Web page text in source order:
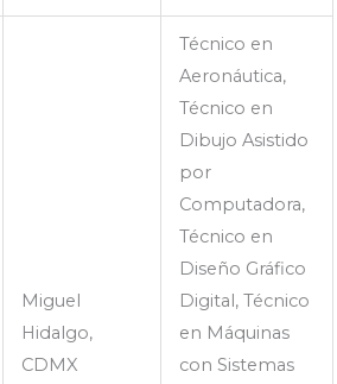
Miguel
Hidalgo,
CDMX
Técnico en
Aeronáutica,
Técnico en
Dibujo Asistido
por
Computadora,
Técnico en
Diseño Gráfico
Digital, Técnico
en Máquinas
con Sistemas